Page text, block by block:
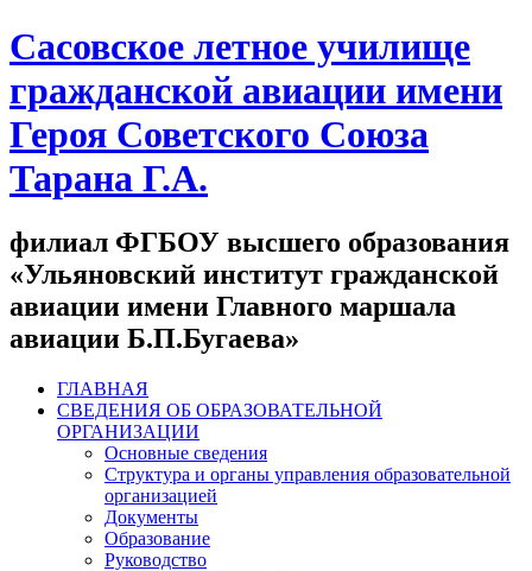
Сасовское летное училище
гражданской авиации имени
Героя Советского Союза
Тарана Г.А.
филиал ФГБОУ высшего образования
«Ульяновский институт гражданской
авиации имени Главного маршала
авиации Б.П.Бугаева»
ГЛАВНАЯ
СВЕДЕНИЯ ОБ ОБРАЗОВАТЕЛЬНОЙ
ОРГАНИЗАЦИИ
Основные сведения
Структура и органы управления образовательной
организацией
Документы
Образование
Руководство